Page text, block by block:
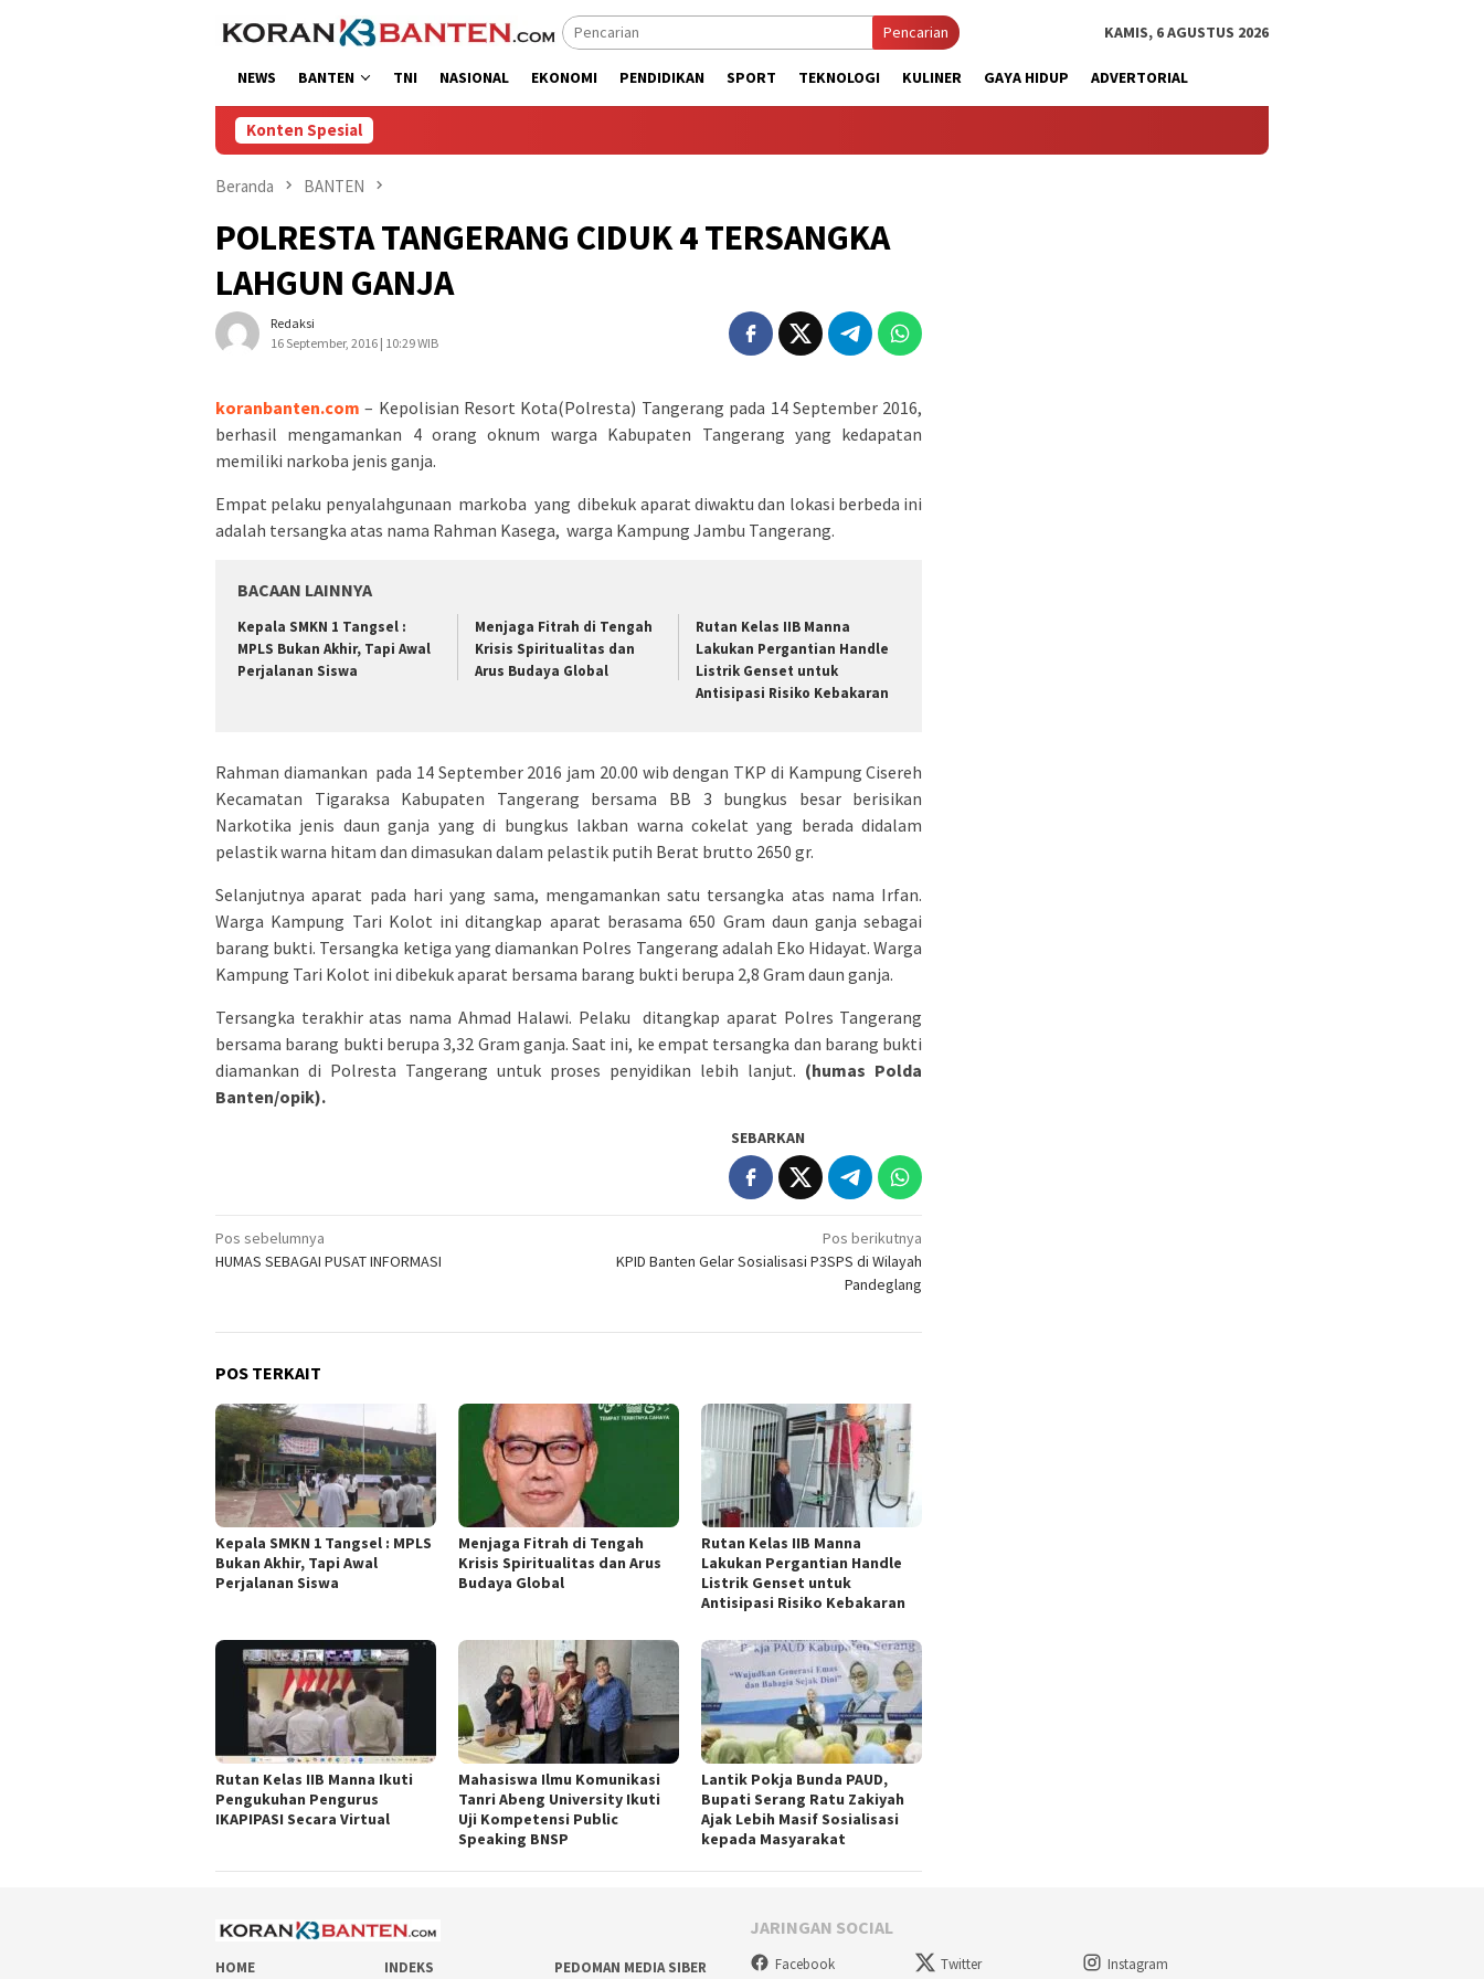
Pencarian KAMIS, 6 AGUSTUS 2026
NEWS BANTEN TNI NASIONAL EKONOMI PENDIDIKAN SPORT TEKNOLOGI KULINER GAYA HIDUP ADVERTORIAL
Konten Spesial
Beranda BANTEN
POLRESTA TANGERANG CIDUK 4 TERSANGKA
LAHGUN GANJA
Redaksi
16 September, 2016 | 10:29 WIB
koranbanten.com – Kepolisian Resort Kota(Polresta) Tangerang pada 14 September 2016,
berhasil mengamankan 4 orang oknum warga Kabupaten Tangerang yang kedapatan
memiliki narkoba jenis ganja.
Empat pelaku penyalahgunaan markoba yang dibekuk aparat diwaktu dan lokasi berbeda ini
adalah tersangka atas nama Rahman Kasega, warga Kampung Jambu Tangerang.
BACAAN LAINNYA
Kepala SMKN 1 Tangsel :
MPLS Bukan Akhir, Tapi Awal
Perjalanan Siswa
Menjaga Fitrah di Tengah
Krisis Spiritualitas dan
Arus Budaya Global
Rutan Kelas IIB Manna
Lakukan Pergantian Handle
Listrik Genset untuk
Antisipasi Risiko Kebakaran
Rahman diamankan pada 14 September 2016 jam 20.00 wib dengan TKP di Kampung Cisereh
Kecamatan Tigaraksa Kabupaten Tangerang bersama BB 3 bungkus besar berisikan
Narkotika jenis daun ganja yang di bungkus lakban warna cokelat yang berada didalam
pelastik warna hitam dan dimasukan dalam pelastik putih Berat brutto 2650 gr.
Selanjutnya aparat pada hari yang sama, mengamankan satu tersangka atas nama Irfan.
Warga Kampung Tari Kolot ini ditangkap aparat berasama 650 Gram daun ganja sebagai
barang bukti. Tersangka ketiga yang diamankan Polres Tangerang adalah Eko Hidayat. Warga
Kampung Tari Kolot ini dibekuk aparat bersama barang bukti berupa 2,8 Gram daun ganja.
Tersangka terakhir atas nama Ahmad Halawi. Pelaku ditangkap aparat Polres Tangerang
bersama barang bukti berupa 3,32 Gram ganja. Saat ini, ke empat tersangka dan barang bukti
diamankan di Polresta Tangerang untuk proses penyidikan lebih lanjut. (humas Polda
Banten/opik).
SEBARKAN
Navigasi
pos
Pos sebelumnya
HUMAS SEBAGAI PUSAT INFORMASI
Pos berikutnya
KPID Banten Gelar Sosialisasi P3SPS di Wilayah
Pandeglang
POS TERKAIT
Kepala SMKN 1 Tangsel : MPLS
Bukan Akhir, Tapi Awal
Perjalanan Siswa
Menjaga Fitrah di Tengah
Krisis Spiritualitas dan Arus
Budaya Global
Rutan Kelas IIB Manna
Lakukan Pergantian Handle
Listrik Genset untuk
Antisipasi Risiko Kebakaran
Rutan Kelas IIB Manna Ikuti
Pengukuhan Pengurus
IKAPIPASI Secara Virtual
Mahasiswa Ilmu Komunikasi
Tanri Abeng University Ikuti
Uji Kompetensi Public
Speaking BNSP
Lantik Pokja Bunda PAUD,
Bupati Serang Ratu Zakiyah
Ajak Lebih Masif Sosialisasi
kepada Masyarakat
HOME INDEKS PEDOMAN MEDIA SIBER
JARINGAN SOCIAL
Facebook Twitter Instagram